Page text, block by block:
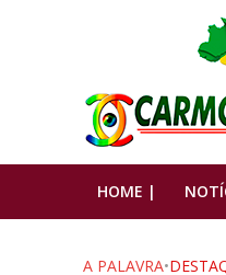
HOME |
A PALAVRA•